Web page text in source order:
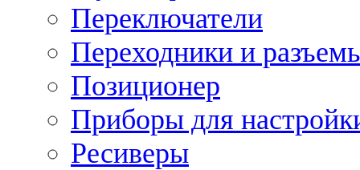
Переключатели
Переходники и
Позиционер
Приборы для
Ресиверы